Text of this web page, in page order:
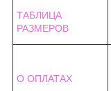
ТАБЛИЦА
РАЗМЕРОВ
О ОПЛАТАХ